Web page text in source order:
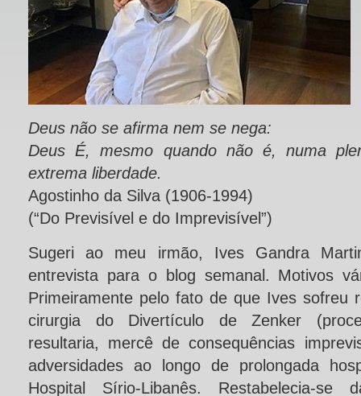
Deus não se afirma nem se nega:
Deus É, mesmo quando não é, numa
extrema liberdade.
Agostinho da Silva (1906-1994)
(“Do Previsível e do Imprevisível”)
Sugeri ao meu irmão, Ives Gandra
entrevista para o blog semanal. Motivos
Primeiramente pelo fato de que Ives sofreu
cirurgia do Divertículo de Zenker
resultaria, mercê de consequências
adversidades ao longo de prolongada
Hospital Sírio-Libanês. Restabelecia-se